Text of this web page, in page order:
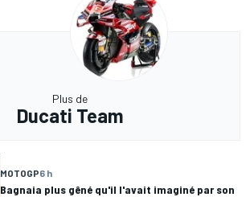
Plus de
Ducati Team
MOTOGP6 h
Bagnaia plus gêné qu'il l'avait imaginé par son